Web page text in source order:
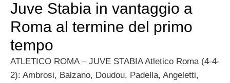
Juve Stabia in vantaggio a
Roma al termine del primo
tempo
ATLETICO ROMA – JUVE STABIA Atletico Roma (4-4-
2): Ambrosi, Balzano, Doudou, Padella, Angeletti,